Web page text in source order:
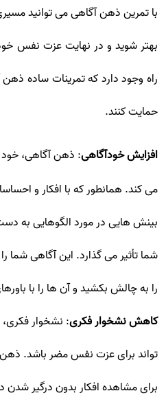
با تمرین ذهن آگاهی می توانید
بهتر شوید و در نهایت عزت نفس
راه وجود دارد که تمرینات ساده
حمایت کنند.
افزایش خودآگاهی: ذهن آگاهی،
می کند. همانطور که با افکار و
بینش هایی در مورد الگوهایی به
شما تأثیر می گذارد. این آگاهی شما
را به چالش بکشید و آن ها را با
کاهش نشخوار فکری: نشخوار فکری،
تواند برای عزت نفس مضر باشد.
برای مشاهده افکار بدون درگیر شدن